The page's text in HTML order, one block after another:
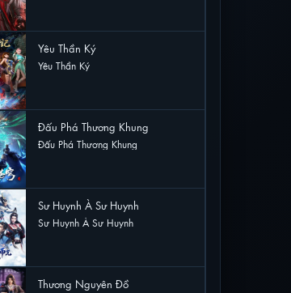
Yêu Thần Ký
Yêu Thần Ký
Đấu Phá Thương Khung
Đấu Phá Thương Khung
Sư Huynh À Sư Huynh
Sư Huynh À Sư Huynh
Thương Nguyên Đồ